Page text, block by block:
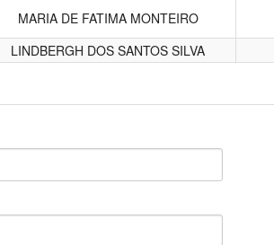
MARIA DE FATIMA MONTEIRO
LINDBERGH DOS SANTOS SILVA